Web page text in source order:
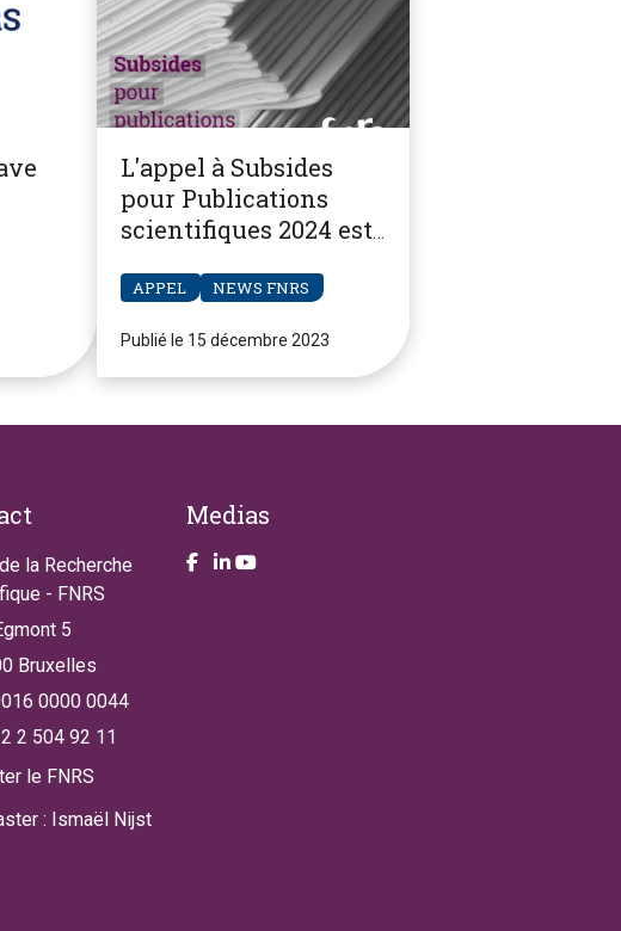
L'appel à Subsides
pour Publications
scientifiques 2024 est
APPEL NEWS FNRS
Publié le 15 décembre 2023
la Recherche
- FNRS
5
Bruxelles
0000 0044
2 504 92 11
le FNRS
: Ismaël Nijst
Medias
Take a look on our facebook page
Take a look on our LinkendIn page